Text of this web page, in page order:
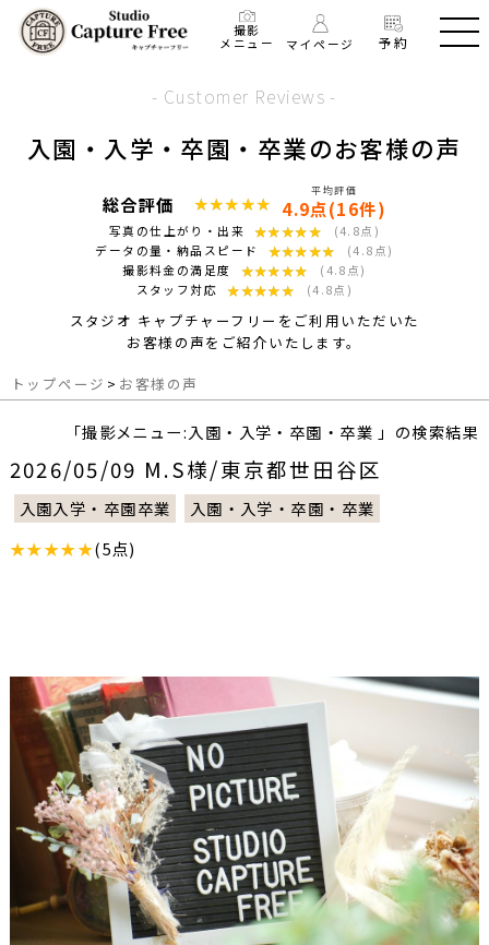
予約
マイページ
撮影
メニュー
- Customer Reviews -
入園・入学・卒園・卒業のお客様の声
総合評価 ★★★★★
★★★★★
平均評価
4.9点(16件)
写真の仕上がり・出来 ★★★★★
★★★★★
(4.8点)
データの量・納品スピード
★★★★★
★★★★★
(4.8点)
撮影料金の満足度
★★★★★
★★★★★
(4.8点)
スタッフ対応
★★★★★
★★★★★ (4.8点)
スタジオ キャプチャーフリーをご利用いただいた
お客様の声をご紹介いたします。
トップページ > お客様の声
「撮影メニュー:入園・入学・卒園・卒業 」の検索結果
2026/05/09 M.S様/東京都世田谷区
入園入学・卒園卒業
入園・入学・卒園・卒業
★★★★★(5点)